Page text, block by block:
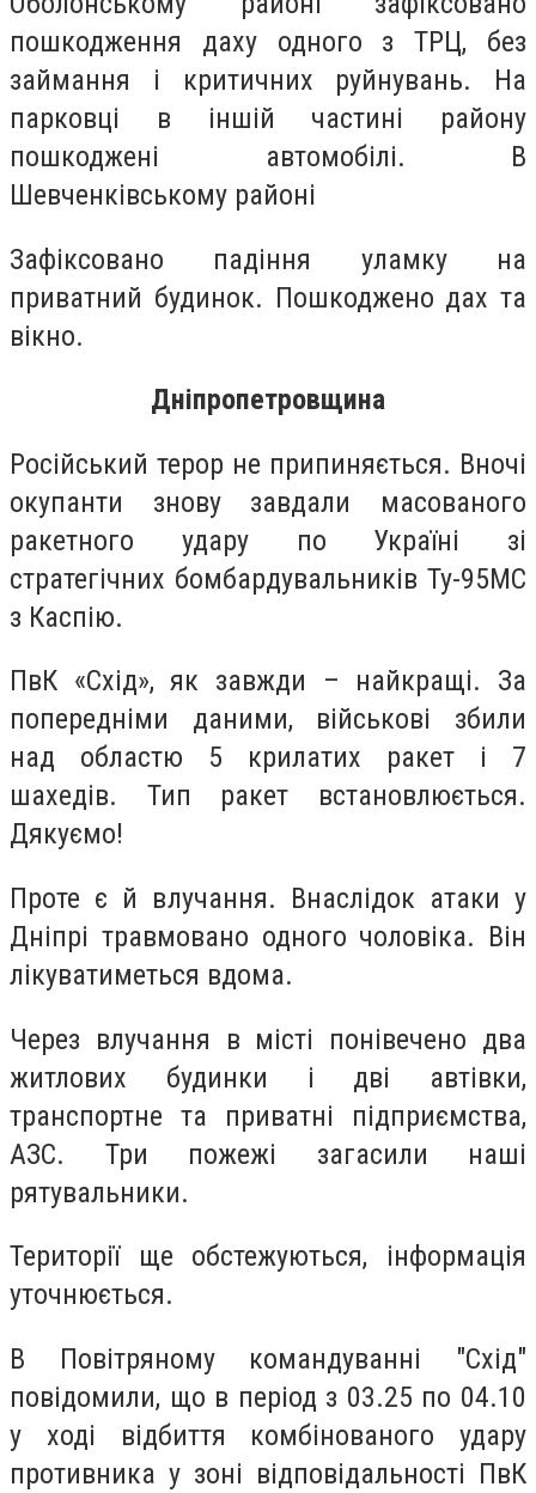
пошкодження даху одного з ТРЦ, без
займання і критичних руйнувань. На
парковці в іншій частині району
пошкоджені автомобілі. В
Шевченківському районі
Зафіксовано падіння уламку на
приватний будинок. Пошкоджено дах та
вікно.
Дніпропетровщина
Російський терор не припиняється. Вночі
окупанти знову завдали масованого
ракетного удару по Україні зі
стратегічних бомбардувальників Ту-95МС
з Каспію.
ПвК «Схід», як завжди – найкращі. За
попередніми даними, військові збили
над областю 5 крилатих ракет і 7
шахедів. Тип ракет встановлюється.
Дякуємо!
Проте є й влучання. Внаслідок атаки у
Дніпрі травмовано одного чоловіка. Він
лікуватиметься вдома.
Через влучання в місті понівечено два
житлових будинки і дві автівки,
транспортне та приватні підприємства,
АЗС. Три пожежі загасили наші
рятувальники.
Території ще обстежуються, інформація
уточнюється.
В Повітряному командуванні "Схід"
повідомили, що в період з 03.25 по 04.10
у ході відбиття комбінованого удару
противника у зоні відповідальності ПвК